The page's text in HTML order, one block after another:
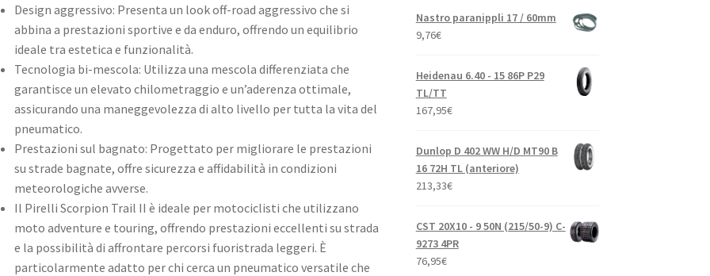
Design aggressivo: Presenta un look off-road aggressivo che si
abbina a prestazioni sportive e da enduro, offrendo un equilibrio
ideale tra estetica e funzionalità.
Tecnologia bi-mescola: Utilizza una mescola differenziata che
garantisce un elevato chilometraggio e un’aderenza ottimale,
assicurando una maneggevolezza di alto livello per tutta la vita del
pneumatico.
Prestazioni sul bagnato: Progettato per migliorare le prestazioni
su strade bagnate, offre sicurezza e affidabilità in condizioni
meteorologiche avverse.
Il Pirelli Scorpion Trail II è ideale per motociclisti che utilizzano
moto adventure e touring, offrendo prestazioni eccellenti su strada
e la possibilità di affrontare percorsi fuoristrada leggeri. È
particolarmente adatto per chi cerca un pneumatico versatile che
Nastro paranippli 17 / 60mm
9,76€
Heidenau 6.40 - 15 86P P29
TL/TT
167,95€
Dunlop D 402 WW H/D MT90 B
16 72H TL (anteriore)
213,33€
CST 20X10 - 9 50N (215/50-9) C-
9273 4PR
76,95€